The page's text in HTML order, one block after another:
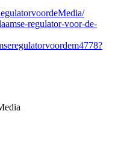
regulator-voor-de-